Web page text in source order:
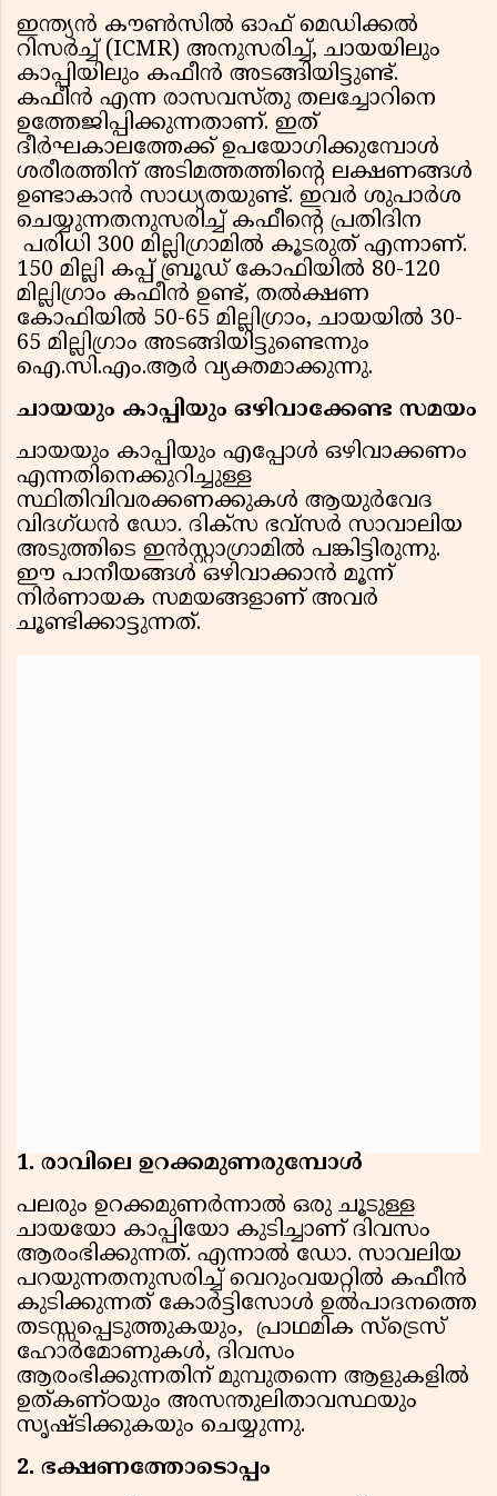
ഇന്ത്യന്‍ കൗണ്‍സില്‍ ഓഫ് മെഡിക്കല്‍
റിസര്‍ച്ച് (ICMR) അനുസരിച്ച്, ചായയിലും
കാപ്പിയിലും കഫീന്‍ അടങ്ങിയിട്ടുണ്ട്.
കഫീൻ എന്ന രാസവസ്തു തലച്ചോറിനെ
ഉത്തേജിപ്പിക്കുന്നതാണ്. ഇത്
ദീർഘകാലത്തേക്ക് ഉപയോഗിക്കുമ്പോൾ
ശരീരത്തിന് അടിമത്തത്തിന്റെ ലക്ഷണങ്ങൾ
ഉണ്ടാകാൻ സാധ്യതയുണ്ട്. ഇവര്‍ ശുപാര്‍ശ
ചെയ്യുന്നതനുസരിച്ച് കഫീന്റെ പ്രതിദിന
പരിധി 300 മില്ലിഗ്രാമില്‍ കൂടരുത് എന്നാണ്.
150 മില്ലി കപ്പ് ബ്രൂഡ് കോഫിയില്‍ 80-120
മില്ലിഗ്രാം കഫീന്‍ ഉണ്ട്, തല്‍ക്ഷണ
കോഫിയില്‍ 50-65 മില്ലിഗ്രാം, ചായയില്‍ 30-
65 മില്ലിഗ്രാം അടങ്ങിയിട്ടുണ്ടെന്നും
ഐ.സി.എം.ആർ വ്യക്തമാക്കുന്നു.
ചായയും കാപ്പിയും ഒഴിവാക്കേണ്ട സമയം
ചായയും കാപ്പിയും എപ്പോള്‍ ഒഴിവാക്കണം
എന്നതിനെക്കുറിച്ചുള്ള
സ്ഥിതിവിവരക്കണക്കുകള്‍ ആയുര്‍വേദ
വിദഗ്ധന്‍ ഡോ. ദിക്‌സ ഭവ്സര്‍ സാവാലിയ
അടുത്തിടെ ഇന്‍സ്റ്റാഗ്രാമില്‍ പങ്കിട്ടിരുന്നു.
ഈ പാനീയങ്ങള്‍ ഒഴിവാക്കാന്‍ മൂന്ന്
നിര്‍ണായക സമയങ്ങളാണ് അവര്‍
ചൂണ്ടിക്കാട്ടുന്നത്.
1. രാവിലെ ഉറക്കമുണരുമ്പോള്‍
പലരും ഉറക്കമുണര്‍ന്നാല്‍ ഒരു ചൂടുള്ള
ചായയോ കാപ്പിയോ കുടിച്ചാണ് ദിവസം
ആരംഭിക്കുന്നത്. എന്നാല്‍ ഡോ. സാവലിയ
പറയുന്നതനുസരിച്ച് വെറുംവയറ്റില്‍ കഫീന്‍
കുടിക്കുന്നത് കോര്‍ട്ടിസോള്‍ ഉല്‍പാദനത്തെ
തടസ്സപ്പെടുത്തുകയും, പ്രാഥമിക സ്‌ട്രെസ്
ഹോര്‍മോണുകള്‍, ദിവസം
ആരംഭിക്കുന്നതിന് മുമ്പുതന്നെ ആളുകളില്‍
ഉത്കണ്ഠയും അസന്തുലിതാവസ്ഥയും
സൃഷ്ടിക്കുകയും ചെയ്യുന്നു.
2. ഭക്ഷണത്തോടൊപ്പം